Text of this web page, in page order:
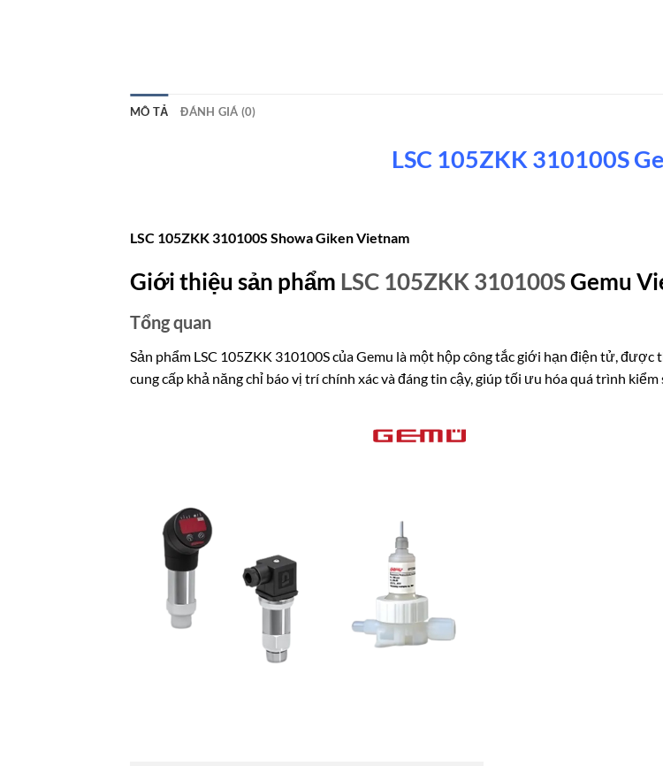
MÔ TẢ ĐÁNH GIÁ (0)
LSC 105ZKK 310100S
LSC 105ZKK 310100S Showa Giken Vietnam
Giới thiệu sản phẩm LSC 105ZKK 310100SGemu
Tổng quan
Sản phẩm LSC 105ZKK 310100S của Gemu là một hộp công tắc giới hạn điện tử,
cung cấp khả năng chỉ báo vị trí chính xác và đáng tin cậy, giúp tối ưu hóa quá trình